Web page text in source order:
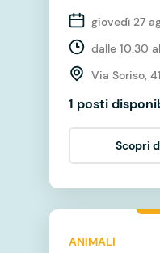
giovedì 27
dalle 10:30
Via Soriso, 41
1 posti
Scopri
ANIMALI